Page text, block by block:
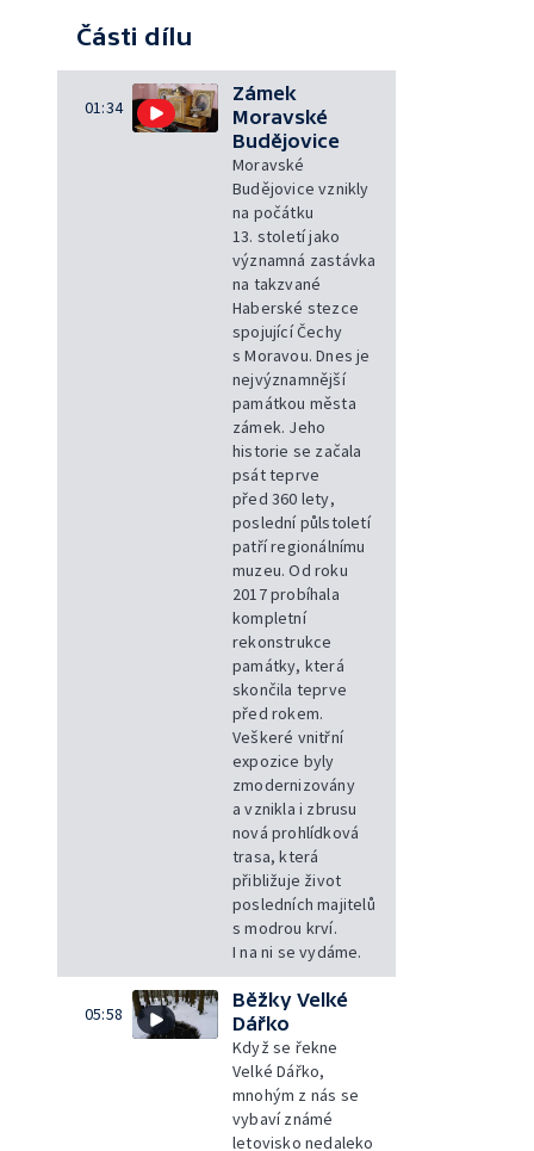
Části dílu
01:34
Zámek
Moravské
Budějovice
Moravské
Budějovice vznikly
na počátku
13. století jako
významná zastávka
na takzvané
Haberské stezce
spojující Čechy
s Moravou. Dnes je
nejvýznamnější
památkou města
zámek. Jeho
historie se začala
psát teprve
před 360 lety,
poslední půlstoletí
patří regionálnímu
muzeu. Od roku
2017 probíhala
kompletní
rekonstrukce
památky, která
skončila teprve
před rokem.
Veškeré vnitřní
expozice byly
zmodernizovány
a vznikla i zbrusu
nová prohlídková
trasa, která
přibližuje život
posledních majitelů
s modrou krví.
I na ni se vydáme.
05:58
Běžky Velké
Dářko
Když se řekne
Velké Dářko,
mnohým z nás se
vybaví známé
letovisko nedaleko